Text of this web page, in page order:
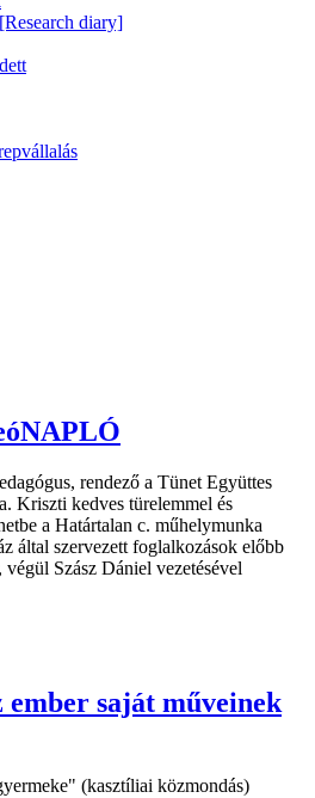
diary]
rendező a Tünet Együttes
Kriszti kedves türelemmel és
a Határtalan c. műhelymunka
által szervezett foglalkozások előbb
Szász Dániel vezetésével
saját műveinek
(kasztíliai közmondás)